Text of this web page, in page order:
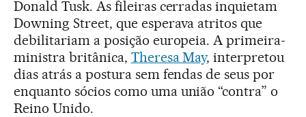
Donald Tusk. As fileiras cerradas inquietam
Downing Street, que esperava atritos que
debilitariam a posição europeia. A primeira-
ministra britânica, Theresa May, interpretou
dias atrás a postura sem fendas de seus por
enquanto sócios como uma união “contra” o
Reino Unido.